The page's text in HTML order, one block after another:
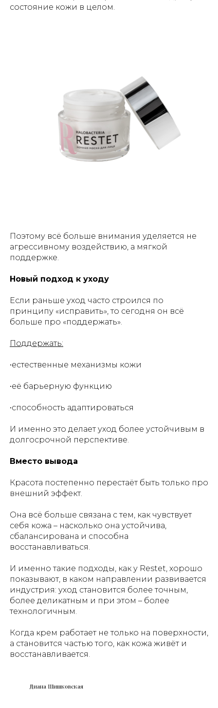
состояние кожи в целом.
Поэтому всё больше внимания уделяется не
агрессивному воздействию, а мягкой
поддержке.
Новый подход к уходу
Если раньше уход часто строился по
принципу «исправить», то сегодня он всё
больше про «поддержать».
Поддержать:
•естественные механизмы кожи
•её барьерную функцию
•способность адаптироваться
И именно это делает уход более устойчивым в
долгосрочной перспективе.
Вместо вывода
Красота постепенно перестаёт быть только про
внешний эффект.
Она всё больше связана с тем, как чувствует
себя кожа – насколько она устойчива,
сбалансирована и способна
восстанавливаться.
И именно такие подходы, как у Restet, хорошо
показывают, в каком направлении развивается
индустрия: уход становится более точным,
более деликатным и при этом – более
технологичным.
Когда крем работает не только на поверхности,
а становится частью того, как кожа живёт и
восстанавливается.
Диана Шишковская